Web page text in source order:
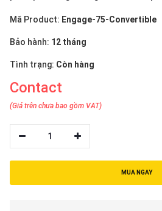
Mã Product: Engage-75-Convertible
Bảo hành: 12 tháng
Tình trạng: Còn hàng
Contact
(Giá trên chưa bao gồm VAT)
1
MUA NGAY